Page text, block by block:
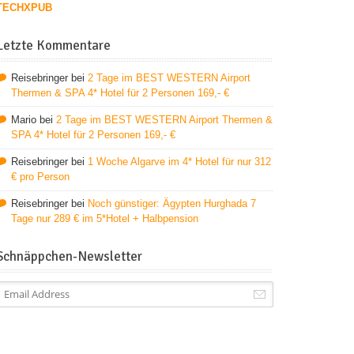
Kommentare
Reisebringerbei 2 Tage im BEST WESTERN Airport
Thermen & SPA 4* Hotel für 2 Personen 169,- €
Mariobei 2 Tage im BEST WESTERN Airport Thermen &
SPA 4* Hotel für 2 Personen 169,- €
Reisebringerbei 1 Woche Algarve im 4* Hotel für nur 312
€ pro Person
Reisebringerbei Noch günstiger: Ägypten Hurghada 7
Tage nur 289 € im 5*Hotel + Halbpension
Newsletter